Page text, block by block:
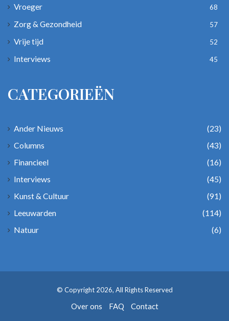
Vroeger 68
Zorg & Gezondheid 57
Vrije tijd 52
Interviews 45
CATEGORIEËN
Ander Nieuws
(23)
Columns
(43)
Financieel
(16)
Interviews
(45)
Kunst & Cultuur
(91)
Leeuwarden
(114)
Natuur
(6)
© Copyright 2026, All Rights Reserved
Over ons FAQ Contact